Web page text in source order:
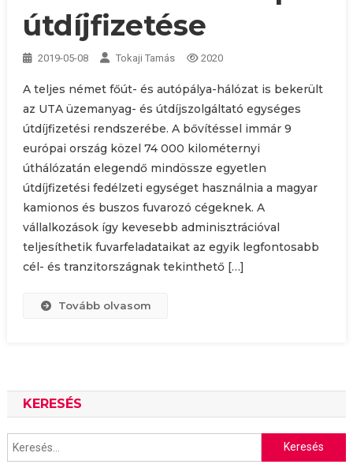
útdíjfizetése
2019-05-08 Tokaji Tamás 2020
A teljes német főút- és autópálya-hálózat is bekerült
az UTA üzemanyag- és útdíjszolgáltató egységes
útdíjfizetési rendszerébe. A bővítéssel immár 9
európai ország közel 74 000 kilométernyi
úthálózatán elegendő mindössze egyetlen
útdíjfizetési fedélzeti egységet használnia a magyar
kamionos és buszos fuvarozó cégeknek. A
vállalkozások így kevesebb adminisztrációval
teljesíthetik fuvarfeladataikat az egyik legfontosabb
cél- és tranzitországnak tekinthető […]
Tovább olvasom
KERESÉS
Keresés: